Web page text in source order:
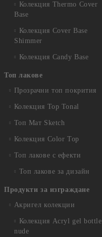
Колекция Thermo Cover
Base
Колекция Cover Base
Shimmer
Колекция Candy Base
Топ лакове
Прозрачни топ покрития
Колекция Top Tonal
Топ Мат Sketch
Колекция Color Top
Топ лакове с ефекти
Топ лакове за дизайн
Продукти за изграждане
Акригел колекции
Колекция Acryl gel bottle
nude